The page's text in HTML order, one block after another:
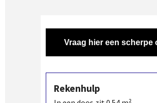
Vraag hier een scherpe
Rekenhulp